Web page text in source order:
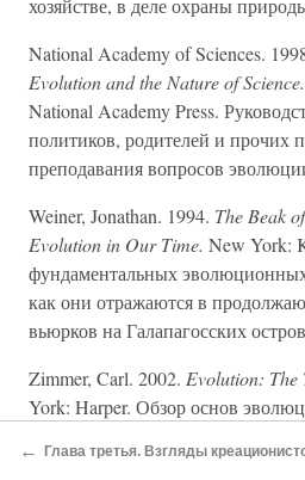
хозяйстве, в деле охраны
National Academy of Sciences.
Evolution and the Nature of Science.
National Academy Press.
политиков, родителей и прочих
преподавания вопросов
Weiner, Jonathan. 1994. The Beak
Evolution in Our Time. New York:
фундаментальных
как они отражаются в
вьюрков на Галапагосских
Zimmer, Carl. 2002. Evolution: The
York: Harper. Обзор основ
PBS, расследующих влияние и
← Глава третья. Взгляды